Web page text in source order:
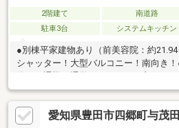
2階建て 南道路
駐車3台
システムキッチン
●別棟平家建物あり（前美容院：約
シャッター！大型バルコニー！南向き！
実！～スーパー・コンビニ・ドラッグ
です～不動産は現地・現物が大切です
らないことがございます。お客様にはぜ
愛知県豊田市四郷町与茂